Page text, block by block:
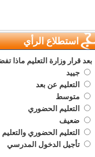
استطلاع الرأي
بعد قرار وزارة التعليم ماذا
جييد
التعليم عن بعد
متوسط
التعليم الحضوري
ضعيف
التعليم الحضوري والتعليم
تأجيل الدخول المدرسي